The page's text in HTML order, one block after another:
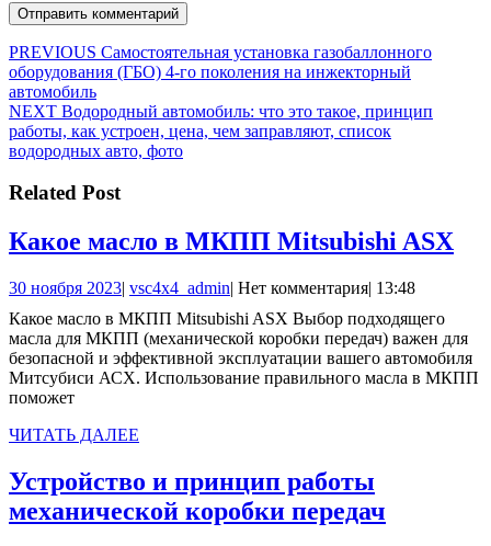
Навигация
по
записям
PREVIOUS Предыдущая
запись:
Самостоятельная установка газобаллонного
оборудования (ГБО) 4-го поколения на инжекторный
автомобиль
NEXT Следующая
запись:
Водородный автомобиль: что это такое, принцип
работы, как устроен, цена, чем заправляют, список
водородных авто, фото
Related Post
Какое масло в МКПП Mitsubishi ASX
30 ноября 202330
2023
| vsc4x4_adminvsc4x4_admin
| Нет комментария| 13:48
Какое масло в МКПП Mitsubishi ASX Выбор подходящего
масла для МКПП (механической коробки передач) важен для
безопасной и эффективной эксплуатации вашего автомобиля
Митсубиси АСХ. Использование правильного масла в МКПП
поможет
ЧИТАТЬ ДАЛЕЕ
Устройство и принцип работы
механической коробки передач